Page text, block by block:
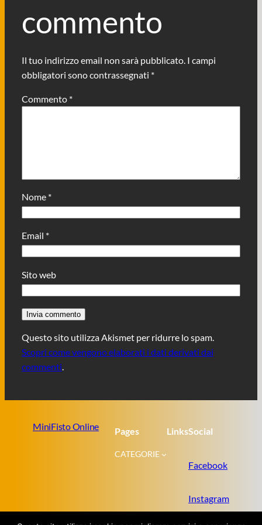
commento
Il tuo indirizzo email non sarà pubblicato. I campi
obbligatori sono contrassegnati *
Commento *
Nome *
Email *
Sito web
Questo sito utilizza Akismet per ridurre lo spam.
Scopri come vengono elaborati i dati derivati dai
commenti.
MiniFisto Online Pages
CATEGORIE
LinksSocial
Facebook
Instagram